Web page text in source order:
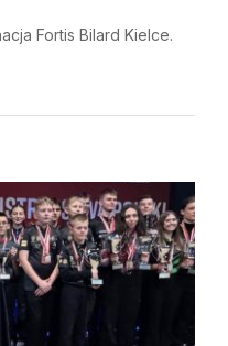
Fortis Bilard Kielce.